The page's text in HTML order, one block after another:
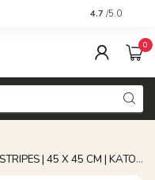
Voor 16.00
4.7 /5.0
0
| 45 X 45 CM | KATOEN/POLYESTER